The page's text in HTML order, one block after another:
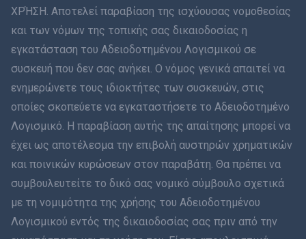
Dansk
हिंदी
עברית
Română
Ελληνικά
ΧΡΉΣΗ. Αποτελεί παραβίαση της ισχύουσας νομοθεσίας
και των νόμων της τοπικής σας δικαιοδοσίας η
εγκατάσταση του Αδειοδοτημένου Λογισμικού σε
συσκευή που δεν σας ανήκει. Ο νόμος γενικά απαιτεί να
ενημερώνετε τους ιδιοκτήτες των συσκευών, στις
οποίες σκοπεύετε να εγκαταστήσετε το Αδειοδοτημένο
Λογισμικό. Η παραβίαση αυτής της απαίτησης μπορεί να
έχει ως αποτέλεσμα την επιβολή αυστηρών χρηματικών
και ποινικών κυρώσεων στον παραβάτη. Θα πρέπει να
συμβουλευτείτε το δικό σας νομικό σύμβουλο σχετικά
με τη νομιμότητα της χρήσης του Αδειοδοτημένου
Λογισμικού εντός της δικαιοδοσίας σας πριν από την